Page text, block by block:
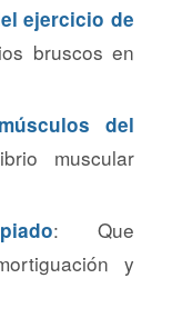
ejercicio de
bruscos en
del
muscular
: Que
y